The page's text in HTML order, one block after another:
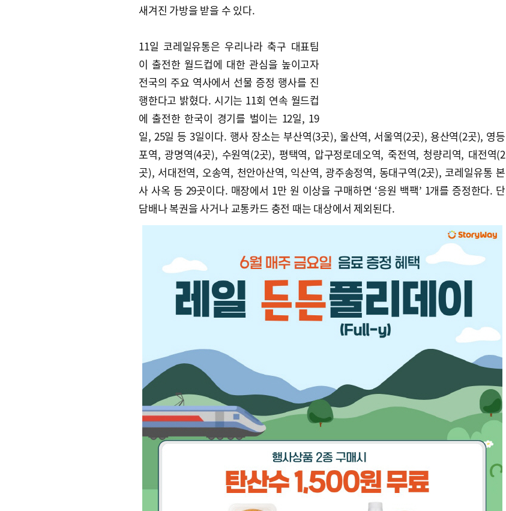
새겨진 가방을 받을 수 있다.
11일 코레일유통은 우리나라 축구 대표팀
이 출전한 월드컵에 대한 관심을 높이고자
전국의 주요 역사에서 선물 증정 행사를 진
행한다고 밝혔다. 시기는 11회 연속 월드컵
에 출전한 한국이 경기를 벌이는 12일, 19
일, 25일 등 3일이다. 행사 장소는 부산역(3곳), 울산역, 서울역(2곳), 용산역(2곳), 영등
포역, 광명역(4곳), 수원역(2곳), 평택역, 압구정로데오역, 죽전역, 청량리역, 대전역(2
곳), 서대전역, 오송역, 천안아산역, 익산역, 광주송정역, 동대구역(2곳), 코레일유통 본
사 사옥 등 29곳이다. 매장에서 1만 원 이상을 구매하면 ‘응원 백팩’ 1개를 증정한다. 단
담배나 복권을 사거나 교통카드 충전 때는 대상에서 제외된다.